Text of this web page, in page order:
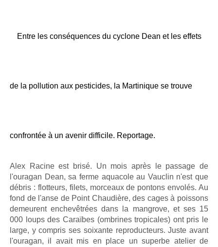
Entre les conséquences du cyclone Dean et les effets
de la pollution aux pesticides, la Martinique se trouve
confrontée à un avenir difficile. Reportage.
Alex Racine est brisé. Un mois après le passage de
l'ouragan Dean, sa ferme aquacole au Vauclin n'est que
débris : flotteurs, filets, morceaux de pontons envolés. Au
fond de l'anse de Point Chaudière, des cages à poissons
demeurent enchevêtrées dans la mangrove, et ses 15
000 loups des Caraïbes (ombrines tropicales) ont pris le
large, y compris ses soixante reproducteurs. Juste avant
l'ouragan, il avait mis en place un superbe atelier de